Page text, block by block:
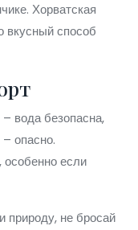
Хорватская
вкусный способ
вода безопасна,
опасно.
особенно если
природу, не бросай